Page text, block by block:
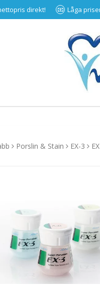
direkt! Låga
Porslin & Stain EX-3